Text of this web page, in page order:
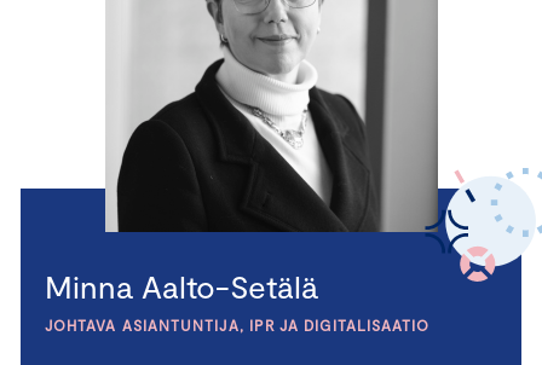
Minna Aalto-Setälä
JOHTAVA ASIANTUNTIJA, IPR JA DIGITALISAATIO